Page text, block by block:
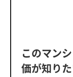
このマン
価が知りた